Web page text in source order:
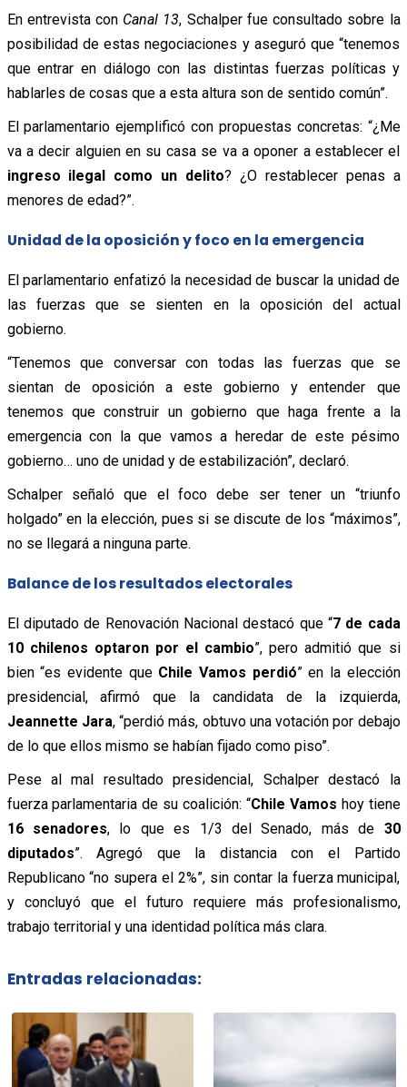
En entrevista con Canal 13, Schalper fue consultado sobre la
posibilidad de estas negociaciones y aseguró que “tenemos
que entrar en diálogo con las distintas fuerzas políticas y
hablarles de cosas que a esta altura son de sentido común”.
El parlamentario ejemplificó con propuestas concretas: “¿Me
va a decir alguien en su casa se va a oponer a establecer el
ingreso ilegal como un delito? ¿O restablecer penas a
menores de edad?”.
Unidad de la oposición y foco en la emergencia
El parlamentario enfatizó la necesidad de buscar la unidad de
las fuerzas que se sienten en la oposición del actual
gobierno.
“Tenemos que conversar con todas las fuerzas que se
sientan de oposición a este gobierno y entender que
tenemos que construir un gobierno que haga frente a la
emergencia con la que vamos a heredar de este pésimo
gobierno… uno de unidad y de estabilización”, declaró.
Schalper señaló que el foco debe ser tener un “triunfo
holgado” en la elección, pues si se discute de los “máximos”,
no se llegará a ninguna parte.
Balance de los resultados electorales
El diputado de Renovación Nacional destacó que “7 de cada
10 chilenos optaron por el cambio”, pero admitió que si
bien “es evidente que Chile Vamos perdió” en la elección
presidencial, afirmó que la candidata de la izquierda,
Jeannette Jara, “perdió más, obtuvo una votación por debajo
de lo que ellos mismo se habían fijado como piso”.
Pese al mal resultado presidencial, Schalper destacó la
fuerza parlamentaria de su coalición: “Chile Vamos hoy tiene
16 senadores, lo que es 1/3 del Senado, más de 30
diputados”. Agregó que la distancia con el Partido
Republicano “no supera el 2%”, sin contar la fuerza municipal,
y concluyó que el futuro requiere más profesionalismo,
trabajo territorial y una identidad política más clara.
Entradas relacionadas: